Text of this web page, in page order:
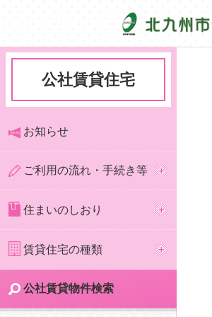
公社賃貸住宅
お知らせ
ご利用の流れ・手続き等
住まいのしおり
賃貸住宅の種類
公社賃貸物件検索